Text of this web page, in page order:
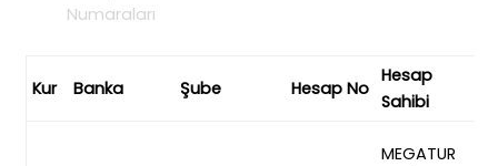
Numaraları
Kur Banka Şube Hesap No
Hesap
Sahibi
MEGATUR